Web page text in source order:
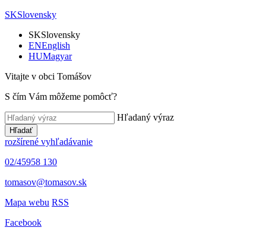
SKSlovensky
SKSlovensky
ENEnglish
HUMagyar
Vitajte v obci Tomášov
S čím Vám môžeme pomôcť?
Hľadaný výraz
Hľadať
rozšírené vyhľadávanie
02/45958 130
tomasov@tomasov.sk
Mapa webu RSS
Facebook